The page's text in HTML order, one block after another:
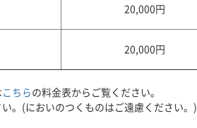
20,000円
20,000円
こちらの料金表からご覧ください。
。(においのつくものはご遠慮ください。)